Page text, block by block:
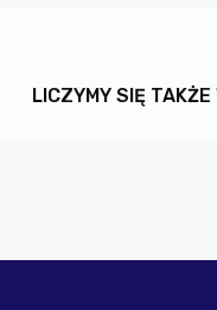
LICZYMY SIĘ TAKŻE